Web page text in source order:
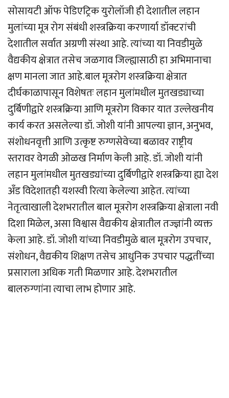
सोसायटी ऑफ पेडिएट्रिक युरोलॉजी ही देशातील लहान
मुलांच्या मूत्र रोग संबंधी शस्त्रक्रिया करणार्या डॉक्टरांची
देशातील सर्वात अग्रणी संस्था आहे. त्यांच्या या निवडीमुळे
वैद्यकीय क्षेत्रात तसेच जळगाव जिल्ह्यासाठी हा अभिमानाचा
क्षण मानला जात आहे.बाल मूत्ररोग शस्त्रक्रिया क्षेत्रात
दीर्घकाळापासून विशेषतः लहान मुलांमधील मुतखड्याच्या
दुर्बिणीद्वारे शस्त्रक्रिया आणि मूत्ररोग विकार यात उल्लेखनीय
कार्य करत असलेल्या डॉ. जोशी यांनी आपल्या ज्ञान, अनुभव,
संशोधनवृत्ती आणि उत्कृष्ट रुग्णसेवेच्या बळावर राष्ट्रीय
स्तरावर वेगळी ओळख निर्माण केली आहे. डॉ. जोशी यांनी
लहान मुलांमधील मुतखड्यांच्या दुर्बिणीद्वारे शस्त्रक्रिया ह्या देश
अँड विदेशातही यशस्वी रित्या केलेल्या आहेत. त्यांच्या
नेतृत्वाखाली देशभरातील बाल मूत्ररोग शस्त्रक्रिया क्षेत्राला नवी
दिशा मिळेल, असा विश्वास वैद्यकीय क्षेत्रातील तज्ज्ञांनी व्यक्त
केला आहे. डॉ. जोशी यांच्या निवडीमुळे बाल मूत्ररोग उपचार,
संशोधन, वैद्यकीय शिक्षण तसेच आधुनिक उपचार पद्धतींच्या
प्रसाराला अधिक गती मिळणार आहे. देशभरातील
बालरुग्णांना त्याचा लाभ होणार आहे.